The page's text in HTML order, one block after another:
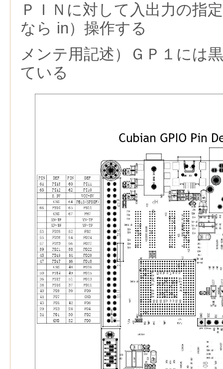
ＰＩＮに対して入出力の指
なら in）操作する
メンテ用記述）ＧＰ１には
ている